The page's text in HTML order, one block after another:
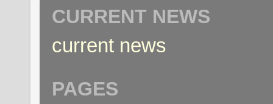
CURRENT NEWS
current news
PAGES